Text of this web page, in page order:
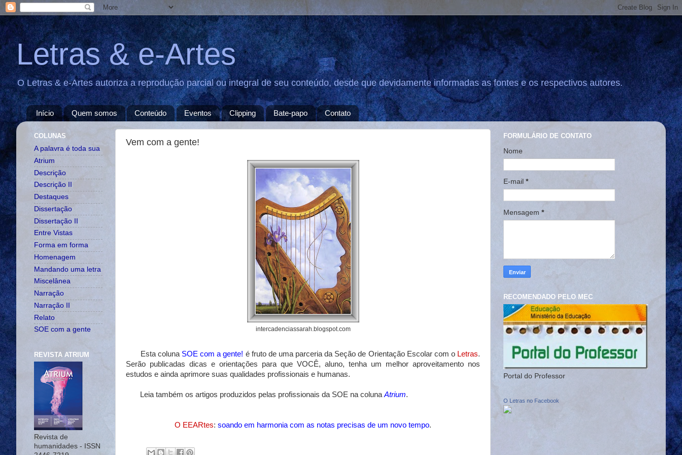
Letras & e-Artes
O Letras & e-Artes autoriza a reprodução parcial ou integral de seu conteúdo, desde que devidamente informadas as fontes e os respectivos autores.
Início Quem somos Conteúdo Eventos Clipping Bate-papo Contato
Vem com a gente!
intercadenciassarah.blogspot.com
Esta coluna SOE com a gente! é fruto de uma parceria da Seção de Orientação Escolar com o Letras.
Serão publicadas dicas e orientações para que VOCÊ, aluno, tenha um melhor aproveitamento nos
estudos e ainda aprimore suas qualidades profissionais e humanas.
Leia também os artigos produzidos pelas profissionais da SOE na colunaAtrium.
O EEARtes: soando em harmonia com as notas precisas de um novo tempo.
COLUNAS
A palavra é toda sua
Atrium
Descrição
Descrição II
Destaques
Dissertação
Dissertação II
Entre Vistas
Forma em forma
Homenagem
Mandando uma letra
Miscelânea
Narração
Narração II
Relato
SOE com a gente
REVISTA ATRIUM
Revista de
humanidades - ISSN
FORMULÁRIO DE CONTATO
Nome
E-mail *
Mensagem *
RECOMENDADO PELO MEC
Portal do Professor
O Letras no Facebook